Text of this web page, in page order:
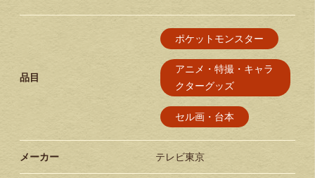
品目
ポケットモンスター
アニメ・特撮・キャラ
クターグッズ
セル画・台本
メーカー テレビ東京